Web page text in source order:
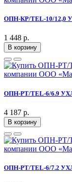
ОПН-КР/TEL-10/12,0
1 448 р.
В корзину
ОПН-РT/TEL-6/6.9
4 187 р.
В корзину
ОПН-РT/TEL-6/7.2